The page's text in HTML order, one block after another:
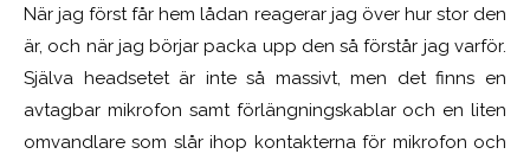
När jag först får hem lådan reagerar jag över hur stor den
är, och när jag börjar packa upp den så förstår jag varför.
Själva headsetet är inte så massivt, men det finns en
avtagbar mikrofon samt förlängningskablar och en liten
omvandlare som slår ihop kontakterna för mikrofon och